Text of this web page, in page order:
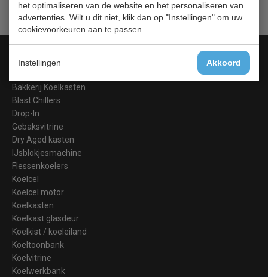
het optimaliseren van de website en het personaliseren van
advertenties. Wilt u dit niet, klik dan op "Instellingen" om uw
cookievoorkeuren aan te passen.
Instellingen Akkoord
Bakkerij Koelkasten
Blast Chillers
Drop-In
Gebaksvitrine
Dry Aged kasten
IJsblokjesmachine
Flessenkoelers
Koelcel
Koelcel motor
Koelkasten
Koelkast glasdeur
Koelkist / koeleiland
Koeltoonbank
Koelvitrine
Koelwerkbank